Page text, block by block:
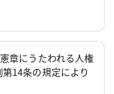
章にうたわれる人権
14条の規定により